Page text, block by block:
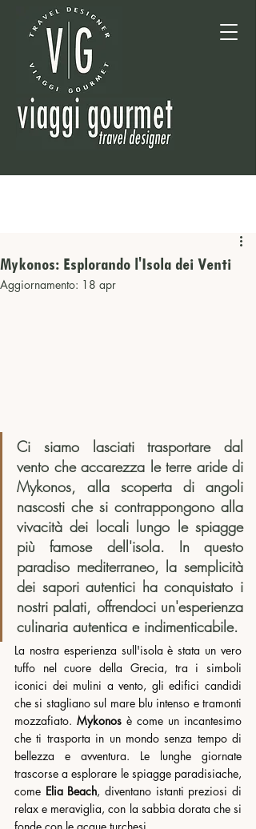
Mykonos: Esplorando l'Isola dei Venti
Aggiornamento: 18 apr
Ci siamo lasciati trasportare dal
vento che accarezza le terre aride di
Mykonos, alla scoperta di angoli
nascosti che si contrappongono alla
vivacità dei locali lungo le spiagge
più famose dell'isola. In questo
paradiso mediterraneo, la semplicità
dei sapori autentici ha conquistato i
nostri palati, offrendoci un'esperienza
culinaria autentica e indimenticabile.
La nostra esperienza sull'isola è stata un vero
tuffo nel cuore della Grecia, tra i simboli
iconici dei mulini a vento, gli edifici candidi
che si stagliano sul mare blu intenso e tramonti
mozzafiato. Mykonos è come un incantesimo
che ti trasporta in un mondo senza tempo di
bellezza e avventura. Le lunghe giornate
trascorse a esplorare le spiagge paradisiache,
come Elia Beach, diventano istanti preziosi di
relax e meraviglia, con la sabbia dorata che si